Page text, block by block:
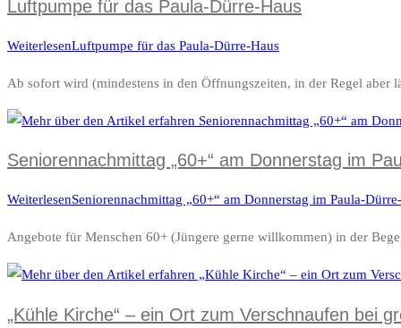
Luftpumpe für das Paula-Dürre-Haus
WeiterlesenLuftpumpe für das Paula-Dürre-Haus
Ab sofort wird (mindestens in den Öffnungszeiten, in der Regel aber
Seniorennachmittag „60+“ am Donnerstag im
WeiterlesenSeniorennachmittag „60+“ am Donnerstag im Paula-
Angebote für Menschen 60+ (Jüngere gerne willkommen) in der
„Kühle Kirche“ – ein Ort zum Verschnaufen bei